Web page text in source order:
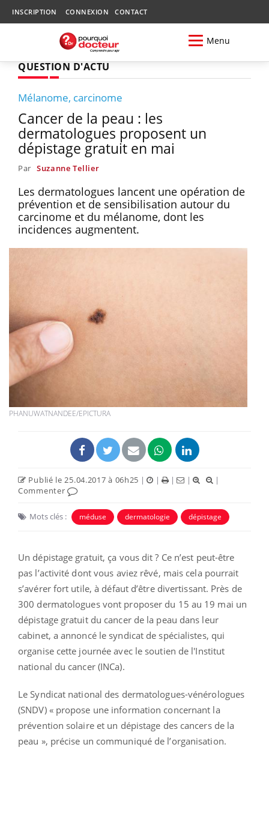
INSCRIPTION CONNEXION CONTACT
Menu
QUESTION D'ACTU
Mélanome, carcinome
Cancer de la peau : les
dermatologues proposent un
dépistage gratuit en mai
Par Suzanne Tellier
Les dermatologues lancent une opération de
prévention et de sensibilisation autour du
carcinome et du mélanome, dont les
incidences augmentent.
PHANUWATNANDEE/EPICTURA
Publié le 25.04.2017 à 06h25 | | | |
|
Commenter
Mots clés : méduse dermatologie dépistage
Un dépistage gratuit, ça vous dit ? Ce n’est peut-être
pas l’activité dont vous aviez rêvé, mais cela pourrait
s’avérer fort utile, à défaut d’être divertissant. Près de
300 dermatologues vont proposer du 15 au 19 mai un
dépistage gratuit du cancer de la peau dans leur
cabinet, a annoncé le syndicat de spécialistes, qui
organise cette journée avec le soutien de l'Institut
national du cancer (INCa).
Le Syndicat national des dermatologues-vénérologues
(SNDV) « propose une information concernant la
prévention solaire et un dépistage des cancers de la
peau », précise un communiqué de l’organisation.